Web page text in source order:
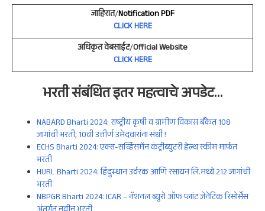
जाहिरात/Notification PDF
CLICK HERE
अधिकृत वेबसाईट/Official Website
CLICK HERE
भरती संबंधित इतरमहत्वाचेअपडेट…
NABARD Bharti 2024: राष्ट्रीय कृषी व ग्रामीण विकास बँकेत 108
जागांची भरती; 10वी उत्तीर्ण उमेदवारांना संधी !
ECHS Bharti 2024: एक्स-सर्व्हिसमॅन कंट्रीब्युटरी हेल्थ स्कीम मार्फत
भरती
HURL Bharti 2024: हिंदुस्थान उर्वरक आणि रसायन लि.मध्ये 212 जागांची
भरती
NBPGR Bharti 2024: ICAR – नॅशनल ब्युरो ऑफ प्लांट जेनेटिक रिसोर्सेस